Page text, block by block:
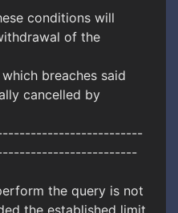
conditions will
of the
breaches said
cancelled by
the query is not